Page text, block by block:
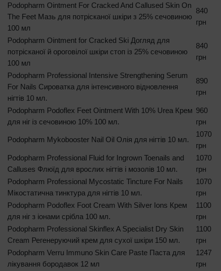
Podopharm Ointment For Cracked And Callused Skin On
The Feet Мазь для потрісканої шкіри з 25% сечовиною
100 мл
840
грн
Podopharm Ointment for Cracked Ski Догляд для
потрісканої й ороговілої шкіри стоп із 25% сечовиною
100 мл
840
грн
Podopharm Professional Intensive Strengthening Serum
For Nails Сироватка для інтенсивного відновлення
нігтів 10 мл.
890
грн
Podopharm Podoflex Feet Ointment With 10% Urea Крем
для ніг із сечовиною 10% 100 мл.
960
грн
Podopharm Mykobooster Nail Oil Олія для нігтів 10 мл.
1070
грн
Podopharm Professional Fluid for Ingrown Toenails and
Calluses Флюїд для врослих нігтів і мозолів 10 мл.
1070
грн
Podopharm Professional Mycostatic Tincture For Nails
Мікостатична тинктура для нігтів 10 мл.
1070
грн
Podopharm Podoflex Foot Cream With Silver Ions Крем
для ніг з іонами срібла 100 мл.
1100
грн
Podopharm Professional Skinflex A Specialist Dry Skin
Cream Регенеруючий крем для сухої шкіри 150 мл.
1100
грн
Podopharm Verru Immuno Skin Care Paste Паста для
лікування бородавок 12 мл
1247
грн